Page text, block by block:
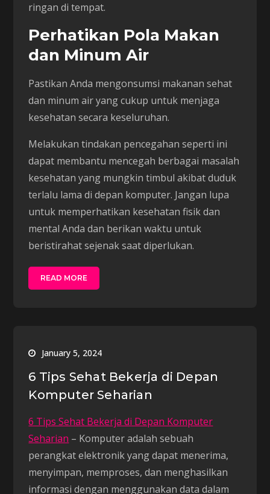
ringan di tempat.
Perhatikan Pola Makan
dan Minum Air
Pastikan Anda mengonsumsi makanan sehat
dan minum air yang cukup untuk menjaga
kesehatan secara keseluruhan.
Melakukan tindakan pencegahan seperti ini
dapat membantu mencegah berbagai masalah
kesehatan yang mungkin timbul akibat duduk
terlalu lama di depan komputer. Jangan lupa
untuk memperhatikan kesehatan fisik dan
mental Anda dan berikan waktu untuk
beristirahat sejenak saat diperlukan.
READ MORE
January 5, 2024
6 Tips Sehat Bekerja di Depan
Komputer Seharian
6 Tips Sehat Bekerja di Depan Komputer
Seharian – Komputer adalah sebuah
perangkat elektronik yang dapat menerima,
menyimpan, memproses, dan menghasilkan
informasi dengan menggunakan data dalam